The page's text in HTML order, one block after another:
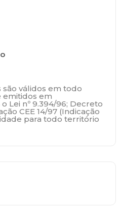
válidos em todo
emitidos em
Lei nº 9.394/96; Decreto
CEE 14/97 (Indicação
para todo território